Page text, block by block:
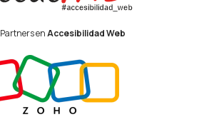
Partners enAccesibilidad Web